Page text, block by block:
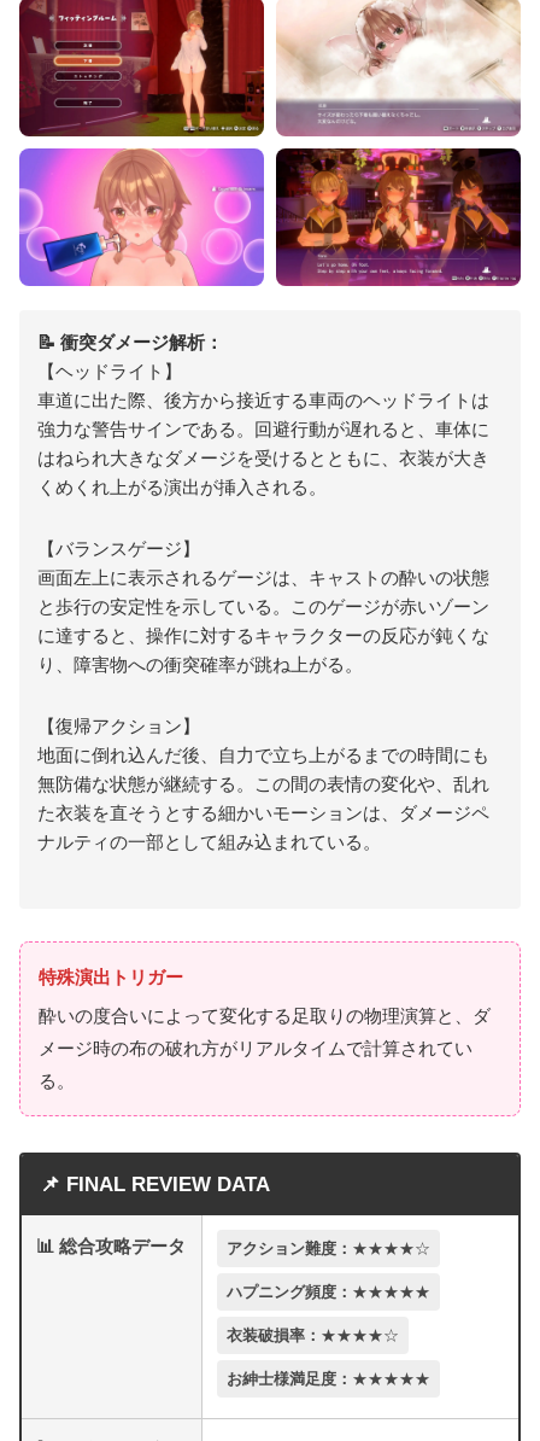
📝 衝突ダメージ解析：
【ヘッドライト】
車道に出た際、後方から接近する車両のヘッドライトは
強力な警告サインである。回避行動が遅れると、車体に
はねられ大きなダメージを受けるとともに、衣装が大き
くめくれ上がる演出が挿入される。
【バランスゲージ】
画面左上に表示されるゲージは、キャストの酔いの状態
と歩行の安定性を示している。このゲージが赤いゾーン
に達すると、操作に対するキャラクターの反応が鈍くな
り、障害物への衝突確率が跳ね上がる。
【復帰アクション】
地面に倒れ込んだ後、自力で立ち上がるまでの時間にも
無防備な状態が継続する。この間の表情の変化や、乱れ
た衣装を直そうとする細かいモーションは、ダメージペ
ナルティの一部として組み込まれている。
特殊演出トリガー
酔いの度合いによって変化する足取りの物理演算と、ダ
メージ時の布の破れ方がリアルタイムで計算されてい
る。
📌 FINAL REVIEW DATA
📊 総合攻略データ アクション難度： ★★★★☆
ハプニング頻度： ★★★★★
衣装破損率： ★★★★☆
お紳士様満足度： ★★★★★